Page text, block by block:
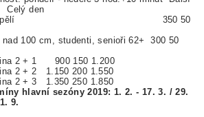
Celý den
350 50
nad 100 cm, studenti, senioři 62+ 300 50
2 + 1 900 150 1.200
2 + 2 1.150 200 1.550
2 + 3 1.350 250 1.850
hlavní sezóny 2019: 1. 2. - 17. 3. / 29.
9.